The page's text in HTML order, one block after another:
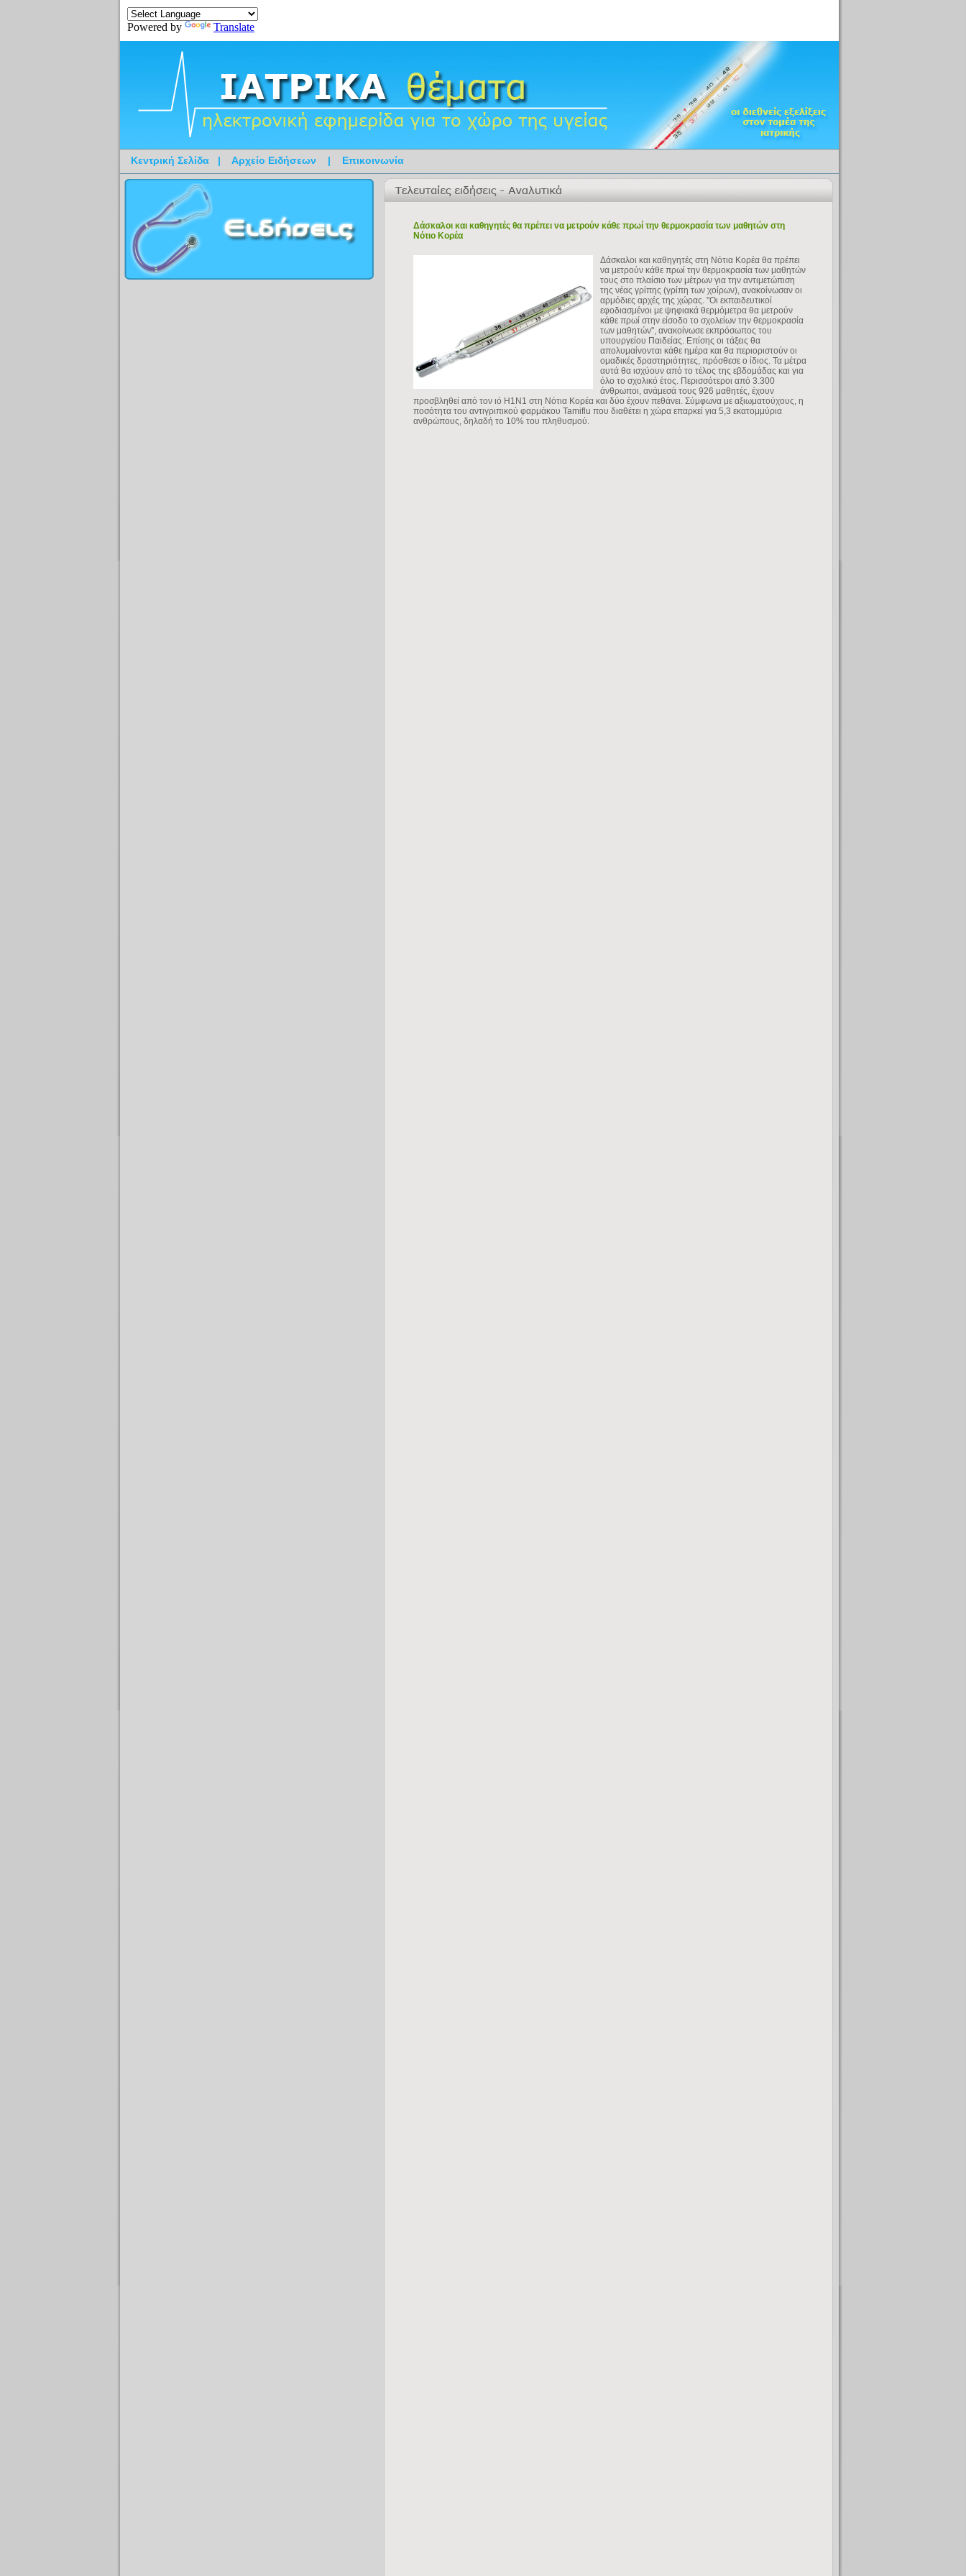
Powered by Translate
Κεντρική Σελίδα | Αρχείο Ειδήσεων | Επικοινωνία
Δάσκαλοι και καθηγητές θα πρέπει να μετρούν κάθε πρωί την θερμοκρασία των μαθητών στη
Νότιο Κορέα
Δάσκαλοι και καθηγητές στη Νότια Κορέα θα πρέπει
να μετρούν κάθε πρωί την θερμοκρασία των μαθητών
τους στο πλαίσιο των μέτρων για την αντιμετώπιση
της νέας γρίπης (γρίπη των χοίρων), ανακοίνωσαν οι
αρμόδιες αρχές της χώρας. "Οι εκπαιδευτικοί
εφοδιασμένοι με ψηφιακά θερμόμετρα θα μετρούν
κάθε πρωί στην είσοδο το σχολείων την θερμοκρασία
των μαθητών", ανακοίνωσε εκπρόσωπος του
υπουργείου Παιδείας. Επίσης οι τάξεις θα
απολυμαίνονται κάθε ημέρα και θα περιοριστούν οι
ομαδικές δραστηριότητες, πρόσθεσε ο ίδιος. Τα μέτρα
αυτά θα ισχύουν από το τέλος της εβδομάδας και για
όλο το σχολικό έτος. Περισσότεροι από 3.300
άνθρωποι, ανάμεσά τους 926 μαθητές, έχουν
προσβληθεί από τον ιό Η1Ν1 στη Νότια Κορέα και δύο έχουν πεθάνει. Σύμφωνα με αξιωματούχους, η
ποσότητα του αντιγριπικού φαρμάκου Tamiflu που διαθέτει η χώρα επαρκεί για 5,3 εκατομμύρια
ανθρώπους, δηλαδή το 10% του πληθυσμού.